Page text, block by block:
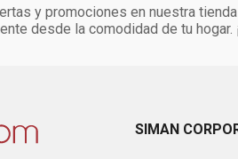
y promociones en nuestra
desde la comodidad de tu
SIMAN